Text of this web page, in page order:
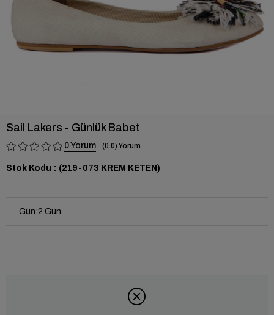
Sail Lakers - Günlük Babet
0 0.0
Stok Kodu (219-073 KREM KETEN)
Gün:2 Gün